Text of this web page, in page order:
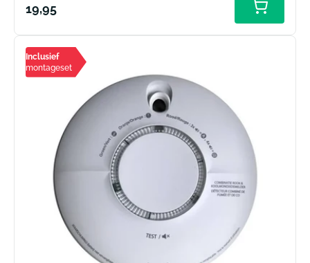
Normale
19,95
Inclusief
montageset